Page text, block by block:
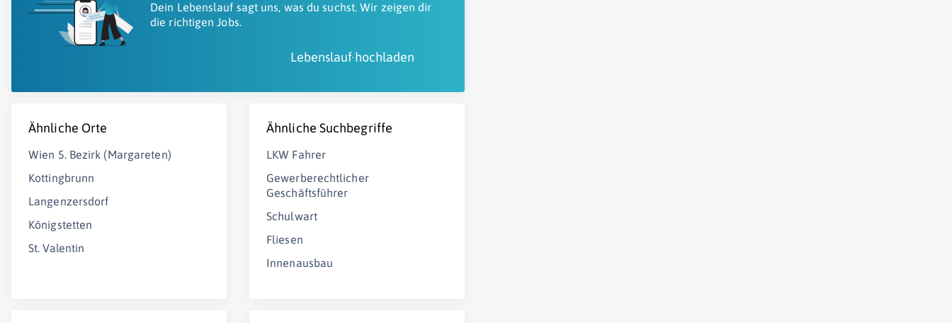
Dein Lebenslauf sagt uns, was du suchst. Wir zeigen dir
die richtigen Jobs.
Lebenslauf hochladen
Ähnliche Orte
Wien 5. Bezirk (Margareten)
Kottingbrunn
Langenzersdorf
Königstetten
St. Valentin
Ähnliche Suchbegriffe
LKW Fahrer
Gewerberechtlicher
Geschäftsführer
Schulwart
Fliesen
Innenausbau